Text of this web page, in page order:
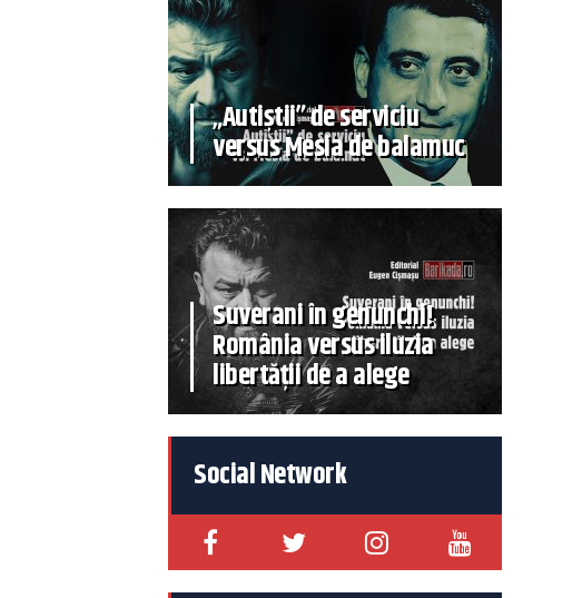
„Autiștii” de serviciu
versus Mesia de balamuc
Suverani în genunchi!
România versus iluzia
libertății de a alege
Social Network